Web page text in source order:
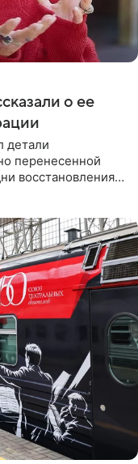
о ее
детали
перенесенной
восстановления